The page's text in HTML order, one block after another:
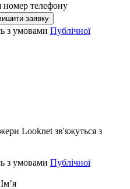
телефону
заявку
з умовами Публічної
Looknet зв'яжуться з
з умовами Публічної
Ім’я